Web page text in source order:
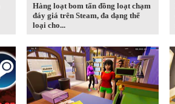
Hàng loạt bom tấn đồng loạt chạm
đáy giá trên Steam, đa dạng thể
loại cho...